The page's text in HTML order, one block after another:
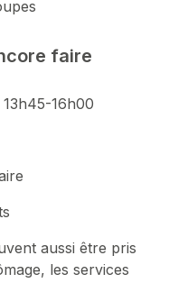
faire
16h00
aussi être pris
les services